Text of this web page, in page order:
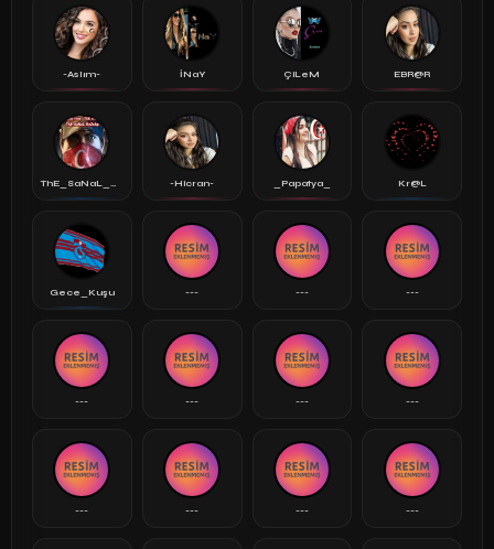
-Aslım- İNaY ÇiLeM EBR@R
ThE_SaNaL_KeZz.. -Hicran- _Papatya_ Kr@L
Gece_Kuşu --- --- ---
--- --- --- ---
--- --- --- ---